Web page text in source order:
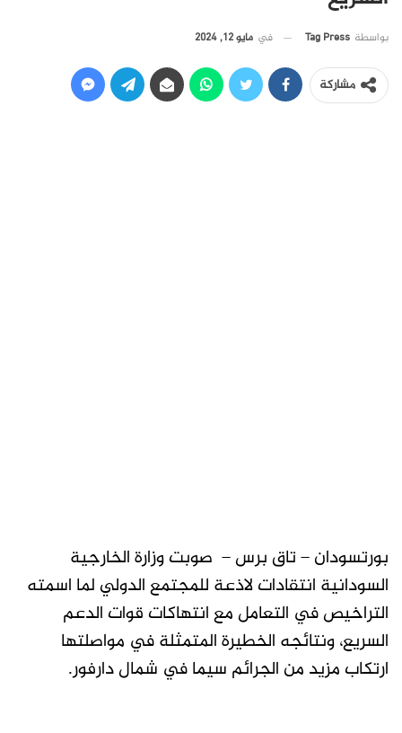
بواسطة Tag Press في مايو 12, 2024
مشاركة
بورتسودان – تاق برس – صوبت وزارة الخارجية
السودانية انتقادات لاذعة للمجتمع الدولي لما اسمته
التراخيص في التعامل مع انتهاكات قوات الدعم
السريع، ونتائجه الخطيرة المتمثلة في مواصلتها
ارتكاب مزيد من الجرائم سيما في شمال دارفور.